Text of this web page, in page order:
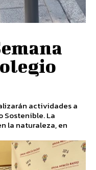
actividades a
Sostenible. La
la naturaleza, en